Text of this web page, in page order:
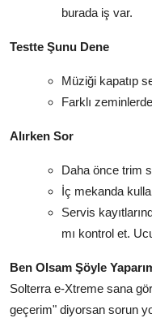
burada iş var.
Testte Şunu Dene
Müziği kapatıp
Farklı
Alırken Sor
Daha önce trim
İç mekanda
Servis
mı kontrol et.
Ben Olsam Şöyle
Solterra e-Xtreme sana
geçerim" diyorsan sorun